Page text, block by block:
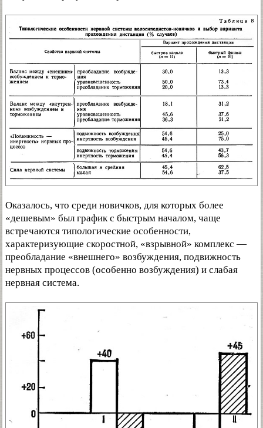
Оказалось, что среди новичков, для которых более
«дешевым» был график с быстрым началом, чаще
встречаются типологические особенности,
характеризующие скоростной, «взрывной» комплекс —
преобладание «внешнего» возбуждения, подвижность
нервных процессов (особенно возбуждения) и слабая
нервная система.